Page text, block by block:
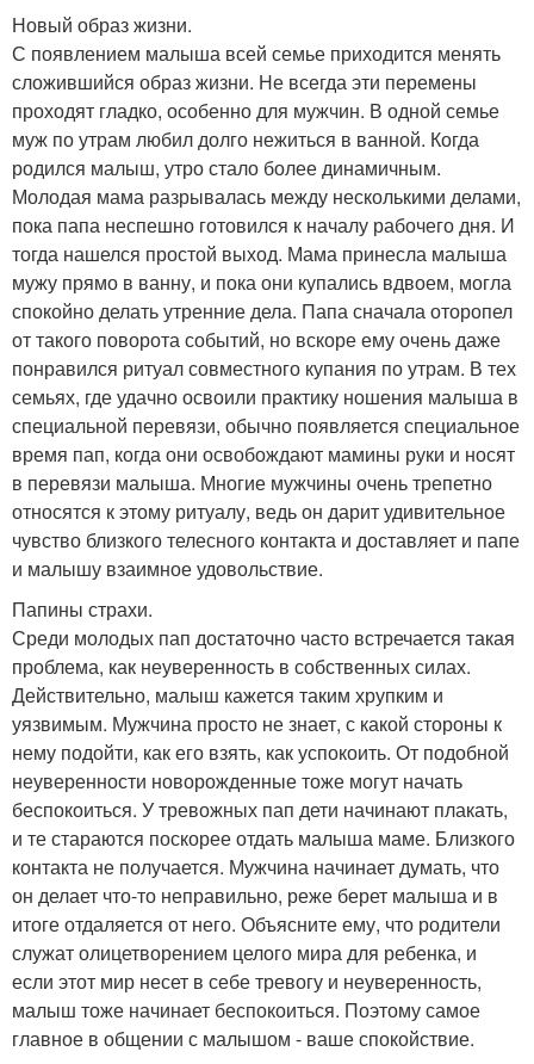
Новый образ жизни.
С появлением малыша всей семье приходится менять
сложившийся образ жизни. Не всегда эти перемены
проходят гладко, особенно для мужчин. В одной семье
муж по утрам любил долго нежиться в ванной. Когда
родился малыш, утро стало более динамичным.
Молодая мама разрывалась между несколькими делами,
пока папа неспешно готовился к началу рабочего дня. И
тогда нашелся простой выход. Мама принесла малыша
мужу прямо в ванну, и пока они купались вдвоем, могла
спокойно делать утренние дела. Папа сначала оторопел
от такого поворота событий, но вскоре ему очень даже
понравился ритуал совместного купания по утрам. В тех
семьях, где удачно освоили практику ношения малыша в
специальной перевязи, обычно появляется специальное
время пап, когда они освобождают мамины руки и носят
в перевязи малыша. Многие мужчины очень трепетно
относятся к этому ритуалу, ведь он дарит удивительное
чувство близкого телесного контакта и доставляет и папе
и малышу взаимное удовольствие.
Папины страхи.
Среди молодых пап достаточно часто встречается такая
проблема, как неуверенность в собственных силах.
Действительно, малыш кажется таким хрупким и
уязвимым. Мужчина просто не знает, с какой стороны к
нему подойти, как его взять, как успокоить. От подобной
неуверенности новорожденные тоже могут начать
беспокоиться. У тревожных пап дети начинают плакать,
и те стараются поскорее отдать малыша маме. Близкого
контакта не получается. Мужчина начинает думать, что
он делает что-то неправильно, реже берет малыша и в
итоге отдаляется от него. Объясните ему, что родители
служат олицетворением целого мира для ребенка, и
если этот мир несет в себе тревогу и неуверенность,
малыш тоже начинает беспокоиться. Поэтому самое
главное в общении с малышом - ваше спокойствие.